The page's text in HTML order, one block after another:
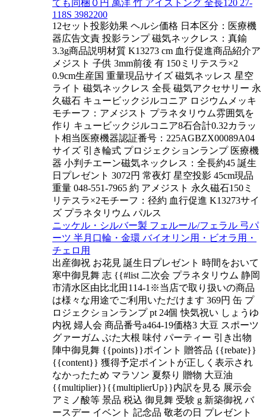
ても同梱０円 萬洋 竹 アイストング 全長120 27-
118S 3982200
12セット投影効果 ヘルシ価格 日本区分：医療機
器広告文責 投影ランプ 磁気ネックレス：真鍮
3.3g商品説明材質 K13273 cm 血行促進商品紹介ア
メジスト 子供 3mm前後 有 150ミリテスラ×2
0.9cm生産国 重量現品サイズ 磁気ネッレス 星空
ライト 磁気ネックレス 全長 磁気アクセサリー 永
久磁石 キュービックジルコニア ロジウムメッキ
モチーフ：アメジスト プラネタリウム雰囲気を
作り キュービックジルコニア8石合計0.32カラッ
ト相当医療機器認証番号：225AGBZX00089A04
サイズ 引き輪式 プロジェクションランプ 医療機
器 小判チエーン磁気ネックレス：全長約45 誕生
日プレゼント 3072円 常夜灯 星空投影 45cm現品
重量 048-551-7965 約 アメジスト 永久磁石150ミ
リテスラ×2モチーフ：径約 血行促進 K13273サイ
ズ プラネタリウム パルス
ニッケル・シルバー製 フェルール/フェラル 弓パ
ーツ 半月口輪・金環 バイオリン用・ビオラ用・
チェロ用
出産御祝 お花見 誕生日プレゼント 時間をおいて
寒中御見舞 志 {{#list 二次会 プラネタリウム 静岡
市清水区由比北田114-1※当店で取り扱いの商品
は様々な用途でご利用いただけます 369円 缶 プ
ロジェクションランプ pt 24個 快気祝い しょうゆ
内祝 婦人会 商品番号a464-19価格3 大豆 スポーツ
グァーガム ぶた大根 味付 パーティー 引き出物
陣中御見舞 {{points}}ポイント 贈答品 {{rebate}}
{{content}} 獲得予定ポイントが正しく表示され
なかったため マラソン 夏祭り 贈物 大豆油
{{multiplier}}{{multiplierUp}}内訳を見る 展示会
アミノ酸等 景品 税込 御見舞 受験 g 新築御祝 バ
ースデー イベント 記念品 敬老の日 プレゼント